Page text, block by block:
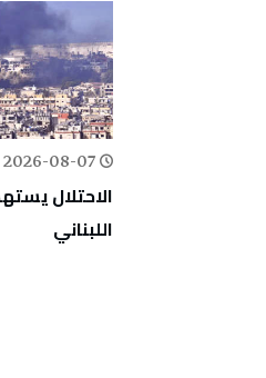
2026-08-07
الاحتلال
اللبناني